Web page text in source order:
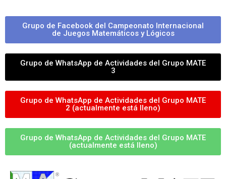
Grupo de Facebook del Campeonato Internacional
de Juegos Matemáticos y Lógicos
Grupo de WhatsApp de Actividades del Grupo MATE
3
Grupo de WhatsApp de Actividades del Grupo MATE
2 (actualmente está lleno)
Grupo de WhatsApp de Actividades del Grupo MATE
(actualmente está lleno)